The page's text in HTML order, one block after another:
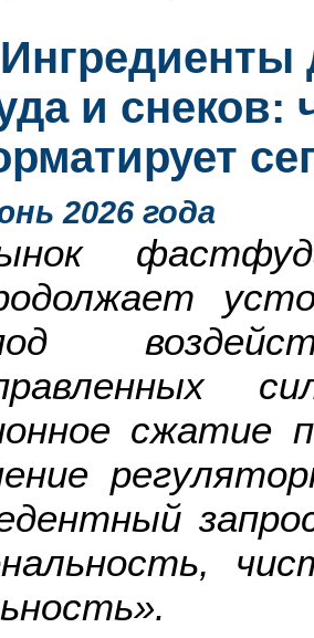
Ингредиенты
и снеков:
2026 года
сжатие